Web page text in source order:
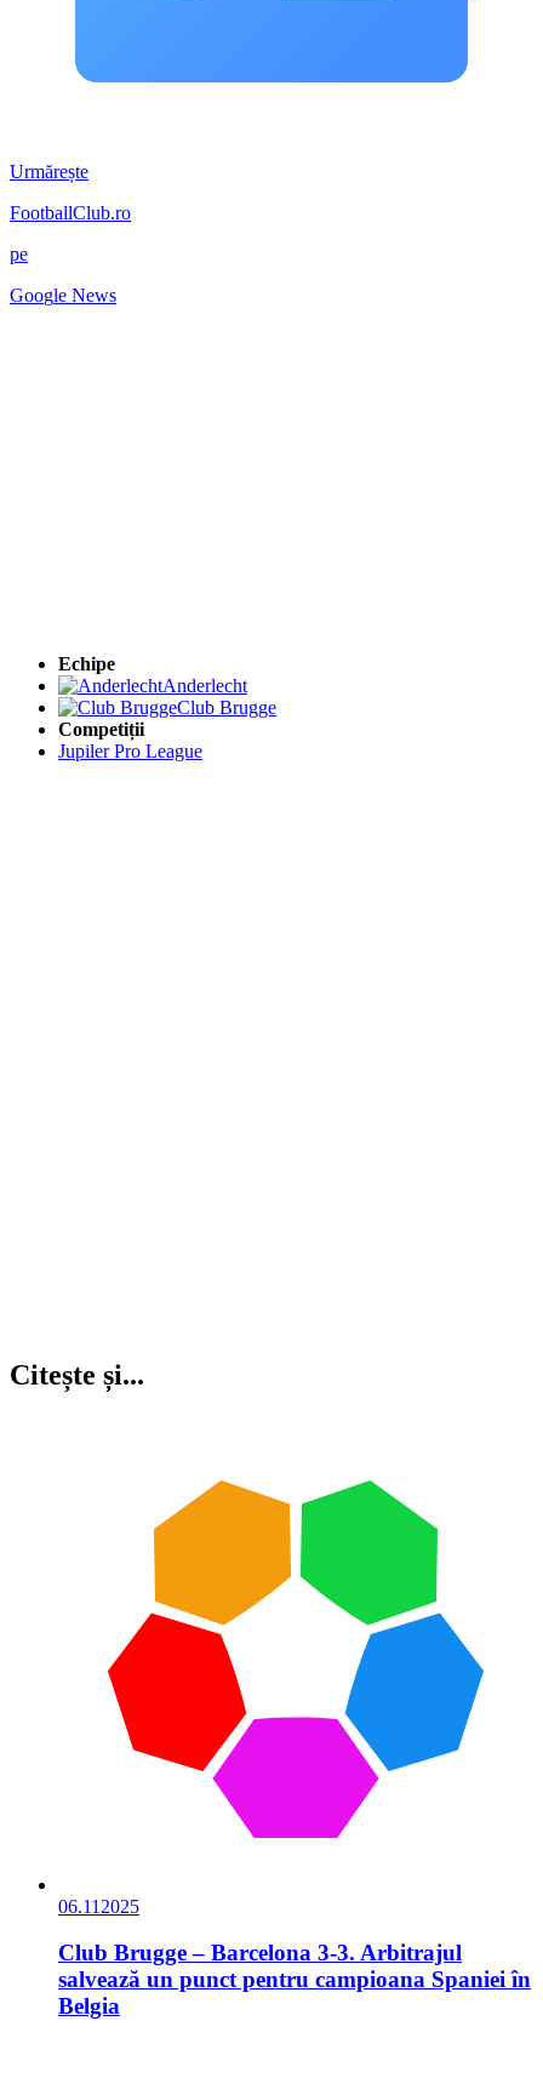
Urmărește
FootballClub.ro
pe
Google News
Echipe
Anderlecht
Club Brugge
Competiții
Jupiler Pro League
Citește și...
06.11 2025
Club Brugge – Barcelona 3-3. Arbitrajul
salvează un punct pentru campioana Spaniei în
Belgia